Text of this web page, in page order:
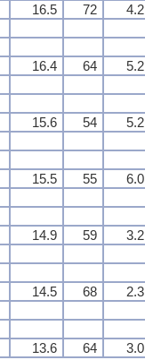
16.5 72 4.2
16.4 64 5.2
15.6 54 5.2
15.5 55 6.0
14.9 59 3.2
14.5 68 2.3
13.6 64 3.0